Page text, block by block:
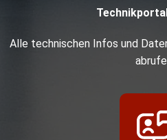
Alle technischen Infos und